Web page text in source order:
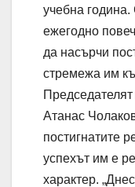
учебна година.
ежегодно
да насърчи
стремежа им
Атанас
постигнатите
успехът им е
характер.